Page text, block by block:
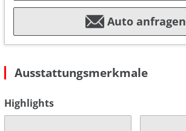
Auto anfragen
Ausstattungsmerkmale
Highlights